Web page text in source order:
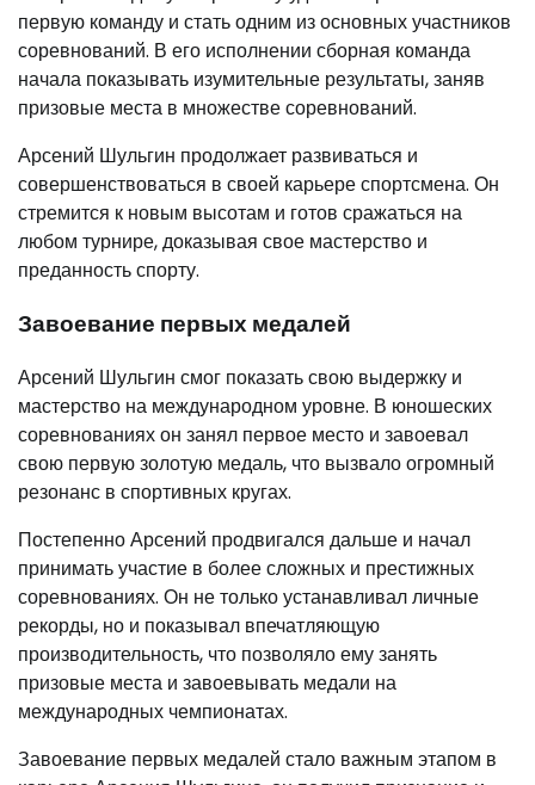
первую команду и стать одним из основных участников
соревнований. В его исполнении сборная команда
начала показывать изумительные результаты, заняв
призовые места в множестве соревнований.
Арсений Шульгин продолжает развиваться и
совершенствоваться в своей карьере спортсмена. Он
стремится к новым высотам и готов сражаться на
любом турнире, доказывая свое мастерство и
преданность спорту.
Завоевание первых медалей
Арсений Шульгин смог показать свою выдержку и
мастерство на международном уровне. В юношеских
соревнованиях он занял первое место и завоевал
свою первую золотую медаль, что вызвало огромный
резонанс в спортивных кругах.
Постепенно Арсений продвигался дальше и начал
принимать участие в более сложных и престижных
соревнованиях. Он не только устанавливал личные
рекорды, но и показывал впечатляющую
производительность, что позволяло ему занять
призовые места и завоевывать медали на
международных чемпионатах.
Завоевание первых медалей стало важным этапом в